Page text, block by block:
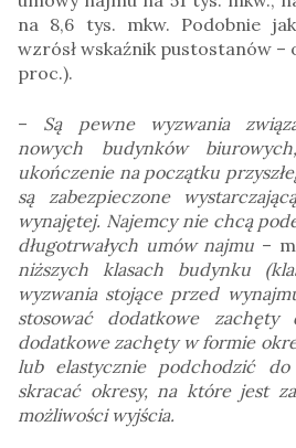
na 8,6 tys. mkw. Podobnie
wzrósł wskaźnik pustostanów –
proc.).
– Są pewne wyzwania
nowych budynków
ukończenie na początku
są zabezpieczone
wynajętej. Najemcy nie chcą
długotrwałych umów najmu –
niższych klasach budynku
wyzwania stojące przed
stosować dodatkowe zachęty
dodatkowe zachęty w formie
lub elastycznie podchodzić
skracać okresy, na które jest
możliwości wyjścia.